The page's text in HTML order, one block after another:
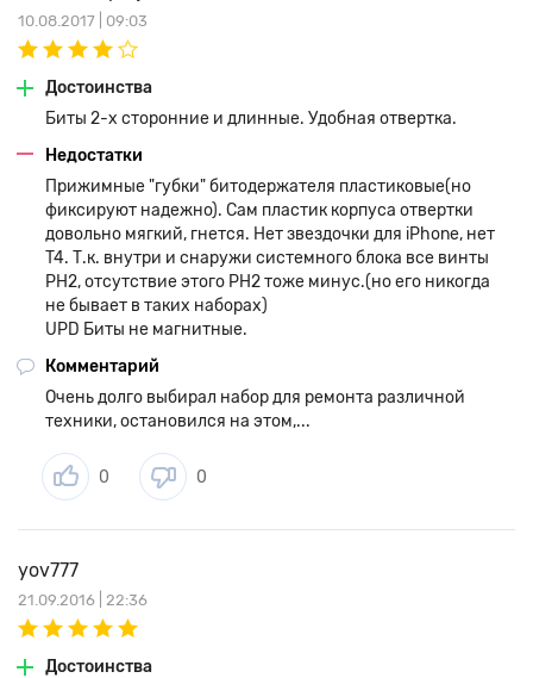
10.08.2017 | 09:03
Достоинства
Биты 2-х сторонние и длинные. Удобная отвертка.
Недостатки
Прижимные "губки" битодержателя пластиковые(но
фиксируют надежно). Сам пластик корпуса отвертки
довольно мягкий, гнется. Нет звездочки для iPhone, нет
T4. Т.к. внутри и снаружи системного блока все винты
PH2, отсутствие этого PH2 тоже минус.(но его никогда
не бывает в таких наборах)
UPD Биты не магнитные.
Комментарий
Очень долго выбирал набор для ремонта различной
техники, остановился на этом,...
0 0
yov777
21.09.2016 | 22:36
Достоинства